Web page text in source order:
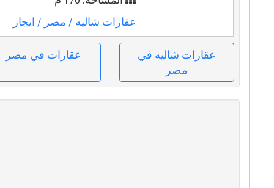
عقارات شاليه / مصر / ايجار
عقارات شاليه في
مصر
عقارات في مصر